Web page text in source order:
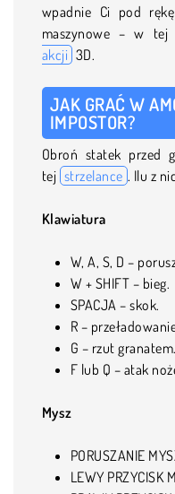
wpadnie Ci pod
maszynowe – w tej
akcji 3D.
JAK GRAĆ W
IMPOSTOR?
Obroń statek przed
tej strzelance . Ilu z
Klawiatura
W, A, S, D –
W + SHIFT – bieg.
SPACJA – skok.
R –
G – rzut granatem.
F lub Q – atak
Mysz
PORUSZANIE
LEWY PRZYCISK